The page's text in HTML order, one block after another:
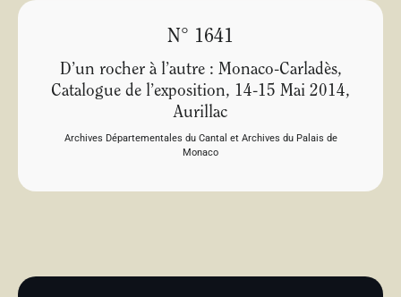
N° 1641
D’un rocher à l’autre : Monaco-Carladès,
Catalogue de l’exposition, 14-15 Mai 2014,
Aurillac
Archives Départementales du Cantal et Archives du Palais de
Monaco